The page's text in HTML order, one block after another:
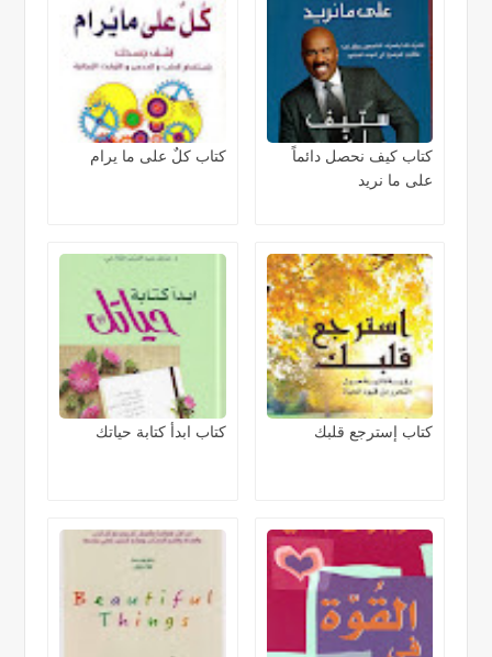
كتاب كيف نحصل دائماً
على ما نريد
كتاب كلٌ على ما يرام
كتاب إسترجع قلبك كتاب ابدأ كتابة حياتك